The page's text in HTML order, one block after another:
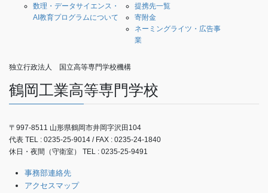
数理・データサイエンス・
AI教育プログラムについて
提携先一覧
寄附金
ネーミングライツ・広告事
業
独立行政法人 国立高等専門学校機構
鶴岡工業高等専門学校
〒997-8511 山形県鶴岡市井岡字沢田104
代表 TEL : 0235-25-9014 / FAX : 0235-24-1840
休日・夜間（守衛室） TEL : 0235-25-9491
事務部連絡先
アクセスマップ